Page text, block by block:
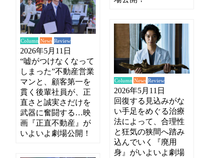
Column News Review
2026年5月11日
“嘘がつけなくなって
しまった”不動産営業
マンと、顧客第一を
貫く後輩社員が、正
直さと誠実さだけを
武器に奮闘する…映
画『正直不動産』が
いよいよ劇場公開！
Column News Review
2026年5月11日
回復する見込みがな
い手足をめぐる治療
法によって、合理性
と狂気の狭間へ踏み
込んでいく『廃用
身』がいよいよ劇場